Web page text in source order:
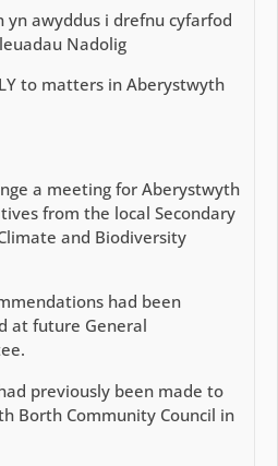
awyddus i drefnu cyfarfod
Nadolig
to matters in Aberystwyth
a meeting for Aberystwyth
from the local Secondary
and Biodiversity
had been
at future General
previously been made to
Borth Community Council in